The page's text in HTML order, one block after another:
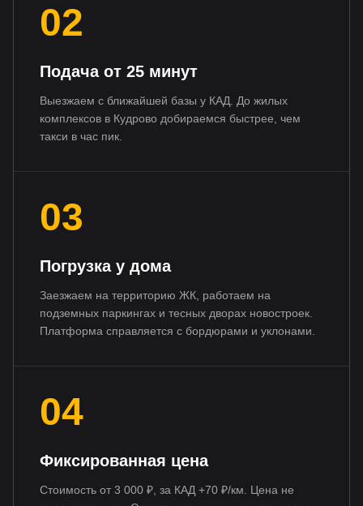
02
Подача от 25 минут
Выезжаем с ближайшей базы у КАД. До жилых
комплексов в Кудрово добираемся быстрее, чем
такси в час пик.
03
Погрузка у дома
Заезжаем на территорию ЖК, работаем на
подземных паркингах и тесных дворах новостроек.
Платформа справляется с бордюрами и уклонами.
04
Фиксированная цена
Стоимость от 3 000 ₽, за КАД +70 ₽/км. Цена не